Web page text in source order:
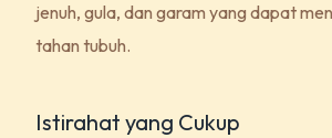
jenuh, gula, dan garam yang dapat
tahan tubuh.
Istirahat yang Cukup